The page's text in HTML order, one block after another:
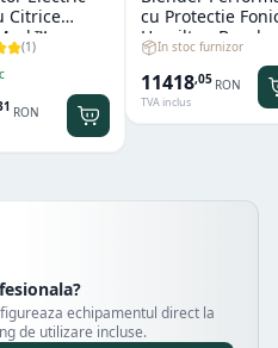
Citrice
Beach
(1)
RON
cu Protectie
Hamilton Beach
Summit® Edge
In stoc furnizor
11418,05 RON
TVA inclus
echipamentul direct la
de utilizare incluse.